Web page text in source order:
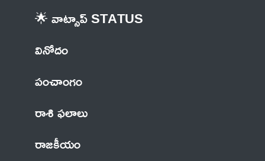
🌟 వాట్సాప్ STATUS
వినోదం
పంచాంగం
రాశి ఫలాలు
రాజకీయం